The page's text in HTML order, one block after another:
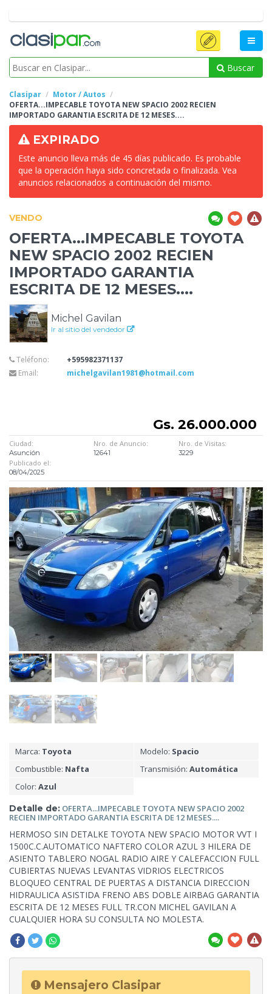
Buscar
Clasipar
Motor / Autos
OFERTA...IMPECABLE TOYOTA NEW SPACIO 2002 RECIEN
IMPORTADO GARANTIA ESCRITA DE 12 MESES....
EXPIRADO
Este anuncio lleva más de 45 días publicado. Es probable
que la operación haya sido concretada o finalizada. Vea
anuncios relacionados a continuación del mismo.
VENDO
OFERTA...IMPECABLE TOYOTA
NEW SPACIO 2002 RECIEN
IMPORTADO GARANTIA
ESCRITA DE 12 MESES....
Michel Gavilan
Ir al sitio del vendedor
Teléfono:
+595982371137
Email:
michelgavilan1981@hotmail.com
Gs. 26.000.000
Ciudad:
Asunción
Nro. de Anuncio:
12641
Nro. de Visitas:
3229
Publicado el:
08/04/2025
Marca: Toyota Modelo: Spacio
Combustible: Nafta Transmisión: Automática
Color: Azul
Detalle de: OFERTA...IMPECABLE TOYOTA NEW SPACIO 2002
RECIEN IMPORTADO GARANTIA ESCRITA DE 12 MESES....
HERMOSO SIN DETALKE TOYOTA NEW SPACIO MOTOR VVT I
1500C.C.AUTOMATICO NAFTERO COLOR AZUL 3 HILERA DE
ASIENTO TABLERO NOGAL RADIO AIRE Y CALEFACCION FULL
CUBIERTAS NUEVAS LEVANTAS VIDRIOS ELECTRICOS
BLOQUEO CENTRAL DE PUERTAS A DISTANCIA DIRECCION
HIDRAULICA ASISTIDA FRENO ABS DOBLE AIRBAG GARANTIA
ESCRITA DE 12 MESES FULL TR.CON MICHEL GAVILAN A
CUALQUIER HORA SU CONSULTA NO MOLESTA.
Mensajero Clasipar